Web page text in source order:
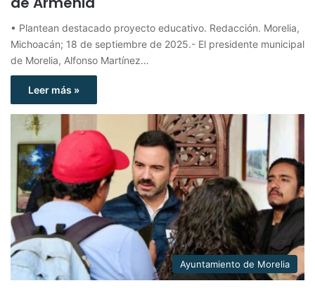
• Plantean destacado proyecto educativo. Redacción. Morelia,
Michoacán; 18 de septiembre de 2025.- El presidente municipal
de Morelia, Alfonso Martínez…
Leer más »
Ayuntamiento de Morelia